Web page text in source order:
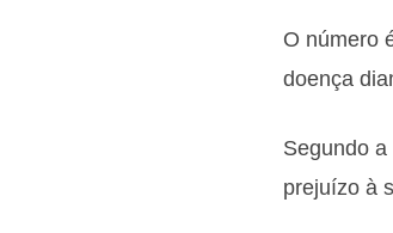
O número
doença
Segundo a
prejuízo à